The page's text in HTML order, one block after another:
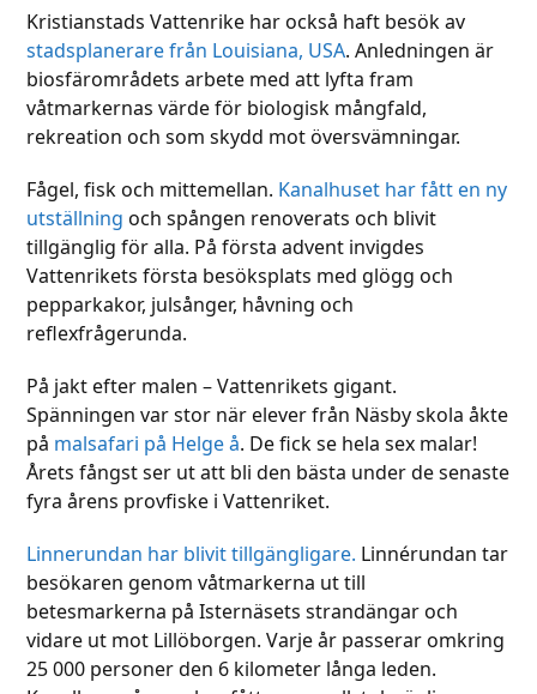
Kristianstads Vattenrike har också haft besök av
stadsplanerare från Louisiana, USA. Anledningen är
biosfärområdets arbete med att lyfta fram
våtmarkernas värde för biologisk mångfald,
rekreation och som skydd mot översvämningar.
Fågel, fisk och mittemellan. Kanalhuset har fått en ny
utställning och spången renoverats och blivit
tillgänglig för alla. På första advent invigdes
Vattenrikets första besöksplats med glögg och
pepparkakor, julsånger, håvning och
reflexfrågerunda.
På jakt efter malen – Vattenrikets gigant.
Spänningen var stor när elever från Näsby skola åkte
på malsafari på Helge å. De fick se hela sex malar!
Årets fångst ser ut att bli den bästa under de senaste
fyra årens provfiske i Vattenriket.
Linnerundan har blivit tillgängligare. Linnérundan tar
besökaren genom våtmarkerna ut till
betesmarkerna på Isternäsets strandängar och
vidare ut mot Lillöborgen. Varje år passerar omkring
25 000 personer den 6 kilometer långa leden.